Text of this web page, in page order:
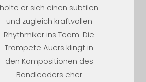
holte er sich einen subtilen
und zugleich kraftvollen
Rhythmiker ins Team. Die
Trompete Auers klingt in
den Kompositionen des
Bandleaders eher